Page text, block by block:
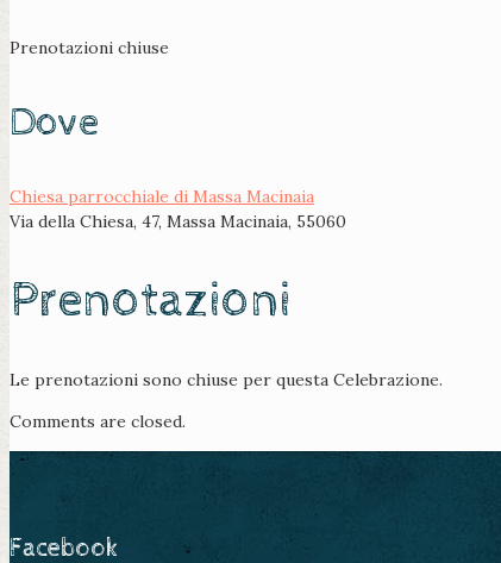
Prenotazioni chiuse
Dove
Chiesa parrocchiale di Massa Macinaia
Via della Chiesa, 47, Massa Macinaia, 55060
Prenotazioni
Le prenotazioni sono chiuse per questa Celebrazione.
Comments are closed.
Facebook